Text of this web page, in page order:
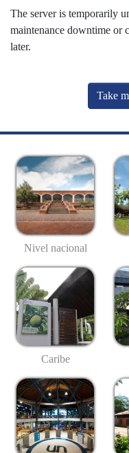
The server is temporarily
maintenance downtime or
later.
Take
Nivel nacional
Caribe